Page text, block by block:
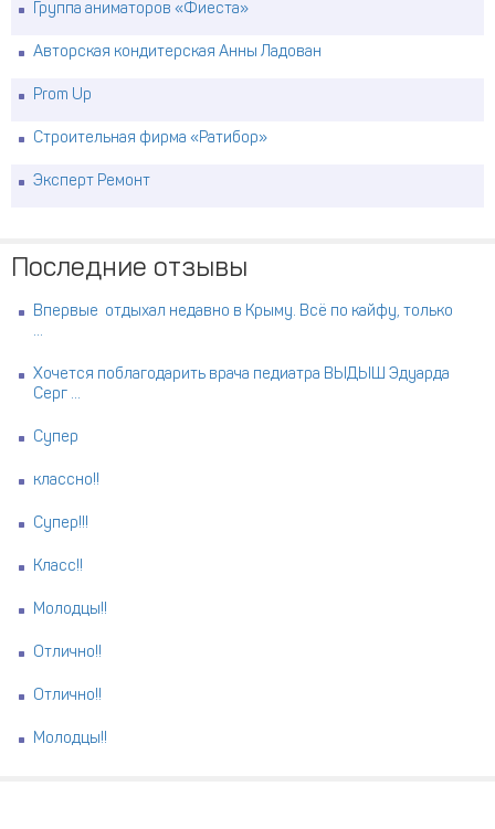
Группа аниматоров «Фиеста»
Авторская кондитерская Анны Ладован
Prom Up
Строительная фирма «Ратибор»
Эксперт Ремонт
Последние отзывы
Впервые отдыхал недавно в Крыму. Всё по кайфу, только
...
Хочется поблагодарить врача педиатра ВЫДЫШ Эдуарда
Серг ...
Супер
классно!!
Супер!!!
Класс!!
Молодцы!!
Отлично!!
Отлично!!
Молодцы!!